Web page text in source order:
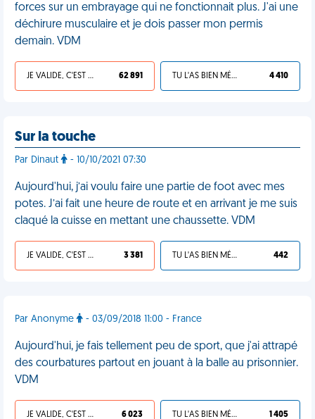
forces sur un embrayage qui ne fonctionnait plus. J'ai une
déchirure musculaire et je dois passer mon permis
demain. VDM
JE VALIDE, C'EST UNE VDM 62 891 TU L'AS BIEN MÉRITÉ 4 410
Sur la touche
Par Dinaut - 10/10/2021 07:30
Aujourd'hui, j’ai voulu faire une partie de foot avec mes
potes. J’ai fait une heure de route et en arrivant je me suis
claqué la cuisse en mettant une chaussette. VDM
JE VALIDE, C'EST UNE VDM 3 381 TU L'AS BIEN MÉRITÉ 442
Par Anonyme - 03/09/2018 11:00 - France
Aujourd'hui, je fais tellement peu de sport, que j'ai attrapé
des courbatures partout en jouant à la balle au prisonnier.
VDM
JE VALIDE, C'EST UNE VDM 6 023 TU L'AS BIEN MÉRITÉ 1 405